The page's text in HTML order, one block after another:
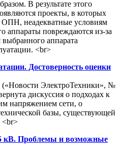
В результате этого
проекты, в которых
ОПН, неадекватные условиям
аппараты повреждаются из-за
аппарата
<br>
Достоверность оценки
ЭлектроТехники», №
дискуссия о подходах к
напряжением сети, о
базы, существующей
<br>
кВ. Проблемы и возможные